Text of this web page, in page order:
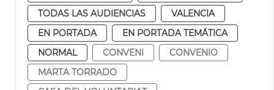
TODAS LAS AUDIENCIAS
VALENCIA
EN PORTADA
EN PORTADA TEMÁTICA
NORMAL
CONVENI
CONVENIO
MARTA TORRADO